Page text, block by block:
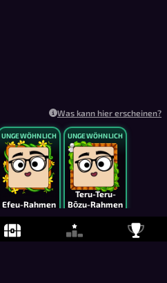
Was kann hier erscheinen?
UNGEWÖHNLICH
Efeu-Rahmen
2,500
UNGEWÖHNLICH
Teru-Teru-
Bōzu-Rahmen
4,000
UNGEWÖHNLICH UNGEWÖHNLICH
-20%